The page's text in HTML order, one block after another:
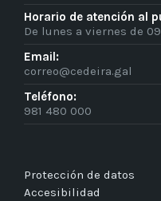
Horario de atención al
De lunes a viernes de
Email:
correo@cedeira.gal
Teléfono:
981 480 000
Protección de datos
Accesibilidad